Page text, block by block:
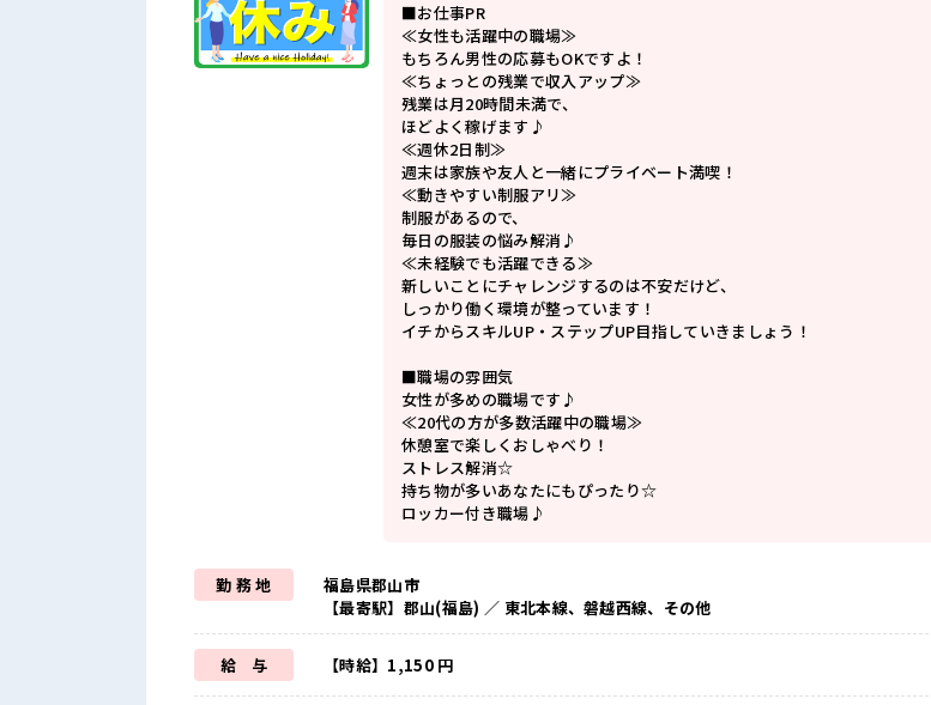
■お仕事PR
≪女性も活躍中の職場≫
もちろん男性の応募もOKですよ！
≪ちょっとの残業で収入アップ≫
残業は月20時間未満で、
ほどよく稼げます♪
≪週休2日制≫
週末は家族や友人と一緒にプライベート満喫！
≪動きやすい制服アリ≫
制服があるので、
毎日の服装の悩み解消♪
≪未経験でも活躍できる≫
新しいことにチャレンジするのは不安だけど、
しっかり働く環境が整っています！
イチからスキルUP・ステップUP目指していきましょう！
■職場の雰囲気
女性が多めの職場です♪
≪20代の方が多数活躍中の職場≫
休憩室で楽しくおしゃべり！
ストレス解消☆
持ち物が多いあなたにもぴったり☆
ロッカー付き職場♪
勤 務 地
福島県郡山市
【最寄駅】郡山(福島) ／ 東北本線、磐越西線、その他
給 与 【時給】1,150 円